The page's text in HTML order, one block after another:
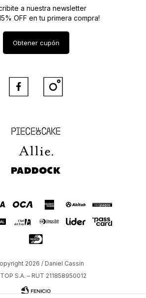
Piece of Cake
Allie
Paddock
a nuestra newsletter
OFF en tu primera compra!
Obtener cupón
 
2026 / Daniel Cassin
S.A. – RUT 211858950012